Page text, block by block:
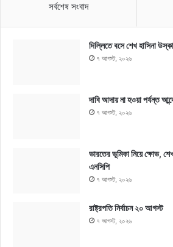
সর্বশেষ সংবাদ
দিল্লিতে বসে শেখ হাসিনা
৭ আগস্ট, ২০২৬
দাবি আদায় না হওয়া পর্যন্ত
৭ আগস্ট, ২০২৬
ভারতের ভূমিকা নিয়ে ক্ষোভ,
এনসিপি
৭ আগস্ট, ২০২৬
রাষ্ট্রপতি নির্বাচন ২০ আগস্ট
৭ আগস্ট, ২০২৬